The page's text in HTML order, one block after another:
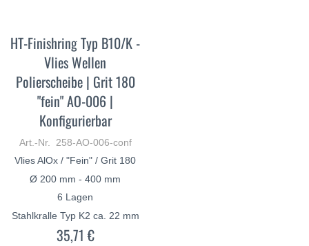
HT-Finishring Typ B10/K -
Vlies Wellen
Polierscheibe | Grit 180
"fein" AO-006 |
Konfigurierbar
Art.-Nr. 258-AO-006-conf
Vlies AlOx / "Fein" / Grit 180
Ø 200 mm - 400 mm
6 Lagen
Stahlkralle Typ K2 ca. 22 mm
35,71 €